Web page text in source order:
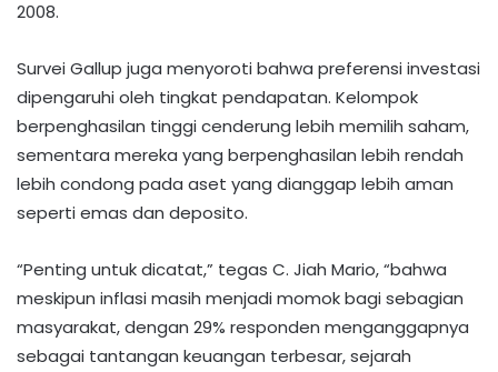
2008.
Survei Gallup juga menyoroti bahwa preferensi investasi
dipengaruhi oleh tingkat pendapatan. Kelompok
berpenghasilan tinggi cenderung lebih memilih saham,
sementara mereka yang berpenghasilan lebih rendah
lebih condong pada aset yang dianggap lebih aman
seperti emas dan deposito.
“Penting untuk dicatat,” tegas C. Jiah Mario, “bahwa
meskipun inflasi masih menjadi momok bagi sebagian
masyarakat, dengan 29% responden menganggapnya
sebagai tantangan keuangan terbesar, sejarah